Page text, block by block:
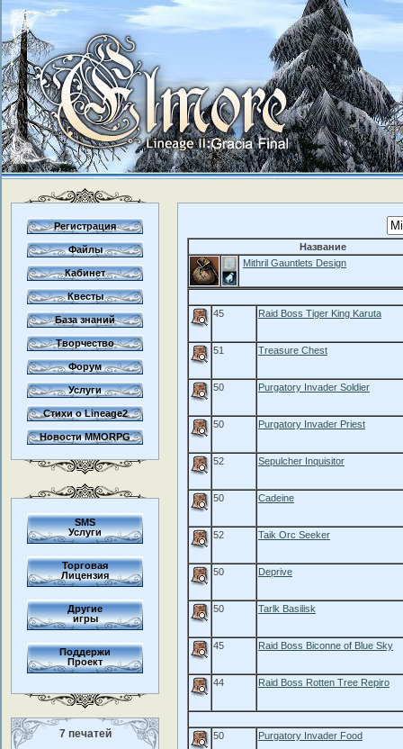
Регистрация
Файлы
Кабинет
Квесты
База знаний
Творчество
Форум
Услуги
Стихи о Lineage2
Новости MMORPG
SMS
Услуги
Торговая
Лицензия
Другие
игры
Поддержи
Проект
7 печатей
Название
Mithril Gauntlets Design
45 Raid Boss Tiger King Karuta
51 Treasure Chest
50 Purgatory Invader Soldier
50 Purgatory Invader Priest
52 Sepulcher Inquisitor
50 Cadeine
52 Taik Orc Seeker
50 Deprive
50 Tarlk Basilisk
45 Raid Boss Biconne of Blue Sky
44 Raid Boss Rotten Tree Repiro
50 Purgatory Invader Food